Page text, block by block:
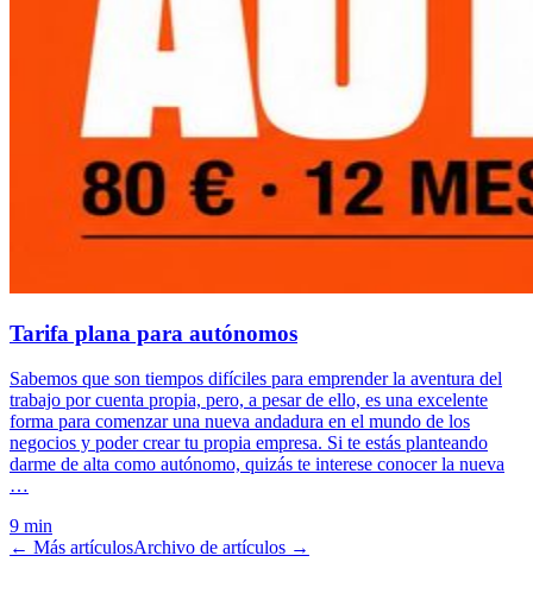
Tarifa plana para autónomos
Sabemos que son tiempos difíciles para emprender la aventura del
trabajo por cuenta propia, pero, a pesar de ello, es una excelente
forma para comenzar una nueva andadura en el mundo de los
negocios y poder crear tu propia empresa. Si te estás planteando
darme de alta como autónomo, quizás te interese conocer la nueva
…
9 min
← Más artículosArchivo de artículos →